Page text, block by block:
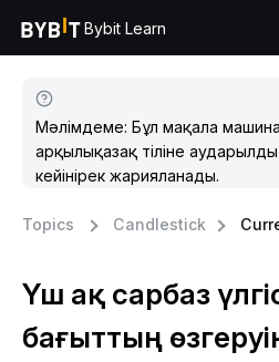
Bybit Learn
Мәлімдеме: Бұл мақала
арқылықазақ тіліне
кейінірек жарияланады.
Topics Candlestick
Үш ақ сарбаз
бағыттың